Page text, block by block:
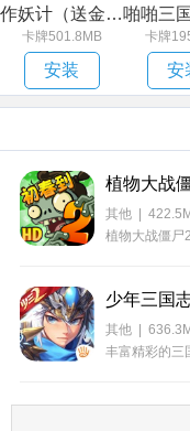
作妖计（送金地藏刷充）
卡牌501.8MB
安装
卡牌
安
植物大战
其他 |
少年三国
其他 |
丰富精彩的三